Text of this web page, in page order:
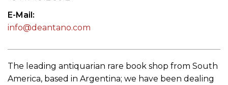
E-Mail
info@deantano.com
The leading antiquarian rare book shop from South
America, based in Argentina; we have been dealing